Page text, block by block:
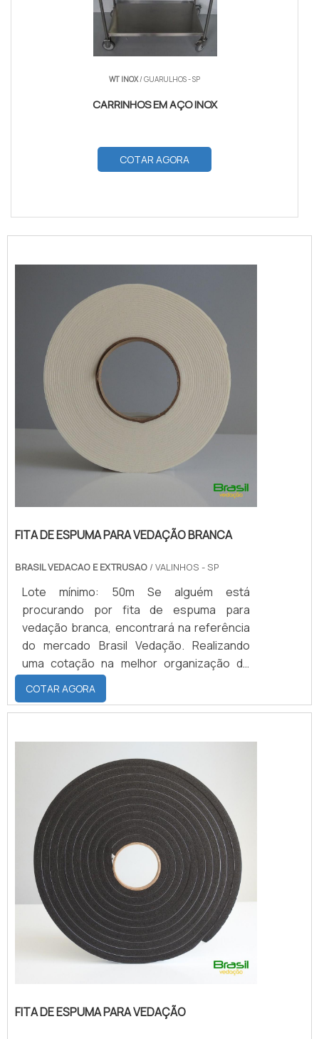
WT INOX/ GUARULHOS - SP
CARRINHOS EM AÇO INOX
COTAR AGORA
FITA DE ESPUMA PARA VEDAÇÃO BRANCA
BRASIL VEDACAO E EXTRUSAO / VALINHOS - SP
Lote mínimo: 50m Se alguém está
procurando por fita de espuma para
vedação branca, encontrará na referência
do mercado Brasil Vedação. Realizando
uma cotação na melhor organização do
ramo e descobrindo a maior referência de
qualidade da área de atuação.Quando a
busca é por fita de espuma para vedação
que não desbotam ou amarelam.MAIS
SOBRE FITA DE ESPUMA P...
COTAR AGORA
FITA DE ESPUMA PARA VEDAÇÃO